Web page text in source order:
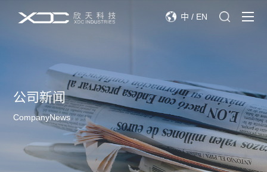
中 / EN
公司新闻
CompanyNews